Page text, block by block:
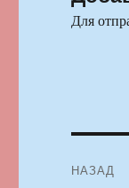
Для
НАЗАД